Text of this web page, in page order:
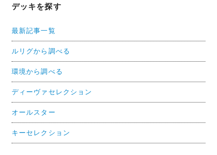
デッキを探す
最新記事一覧
ルリグから調べる
環境から調べる
ディーヴァセレクション
オールスター
キーセレクション